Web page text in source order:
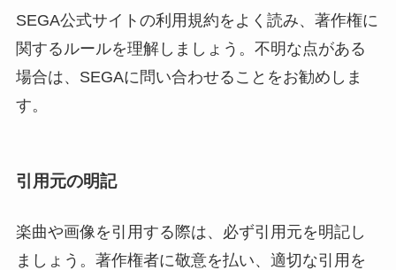
SEGA公式サイトの利用規約をよく読み、著作権に
関するルールを理解しましょう。不明な点がある
場合は、SEGAに問い合わせることをお勧めしま
す。
引用元の明記
楽曲や画像を引用する際は、必ず引用元を明記し
ましょう。著作権者に敬意を払い、適切な引用を